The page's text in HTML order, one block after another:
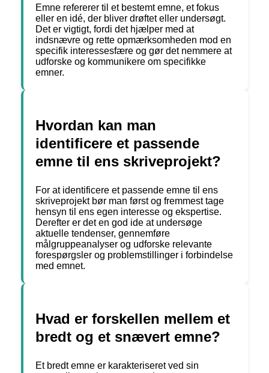
Emne refererer til et bestemt emne, et fokus
eller en idé, der bliver drøftet eller undersøgt.
Det er vigtigt, fordi det hjælper med at
indsnævre og rette opmærksomheden mod en
specifik interessesfære og gør det nemmere at
udforske og kommunikere om specifikke
emner.
Hvordan kan man
identificere et passende
emne til ens skriveprojekt?
For at identificere et passende emne til ens
skriveprojekt bør man først og fremmest tage
hensyn til ens egen interesse og ekspertise.
Derefter er det en god ide at undersøge
aktuelle tendenser, gennemføre
målgruppeanalyser og udforske relevante
forespørgsler og problemstillinger i forbindelse
med emnet.
Hvad er forskellen mellem et
bredt og et snævert emne?
Et bredt emne er karakteriseret ved sin